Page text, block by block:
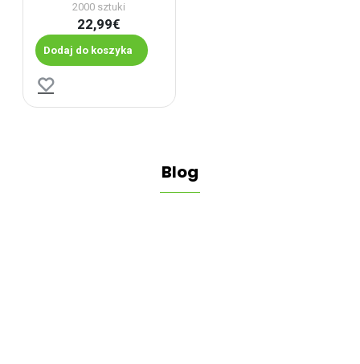
2000 sztuki
22,99€
Dodaj do koszyka
Blog